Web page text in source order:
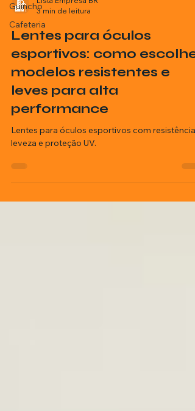
Guincho
Cafeteria
Lista Empresa BR
3 min de leitura
Lentes para óculos
esportivos: como escolher
modelos resistentes e
leves para alta
performance
Lentes para óculos esportivos com resistência,